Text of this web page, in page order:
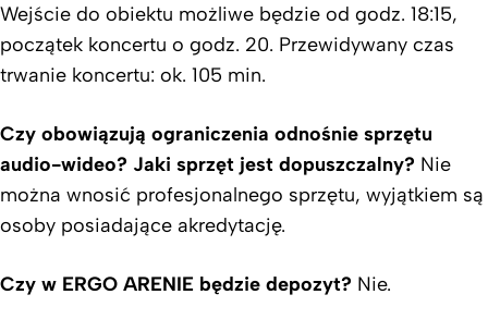
Wejście do obiektu możliwe będzie od godz. 18:15,
początek koncertu o godz. 20. Przewidywany czas
trwanie koncertu: ok. 105 min.
Czy obowiązują ograniczenia odnośnie sprzętu
audio-wideo? Jaki sprzęt jest dopuszczalny? Nie
można wnosić profesjonalnego sprzętu, wyjątkiem są
osoby posiadające akredytację.
Czy w ERGO ARENIE będzie depozyt? Nie.